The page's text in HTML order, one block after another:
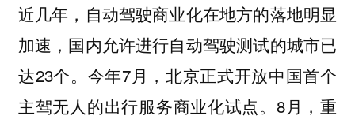
近几年，自动驾驶商业化在地方的落地明显
加速，国内允许进行自动驾驶测试的城市已
达23个。今年7月，北京正式开放中国首个
主驾无人的出行服务商业化试点。8月，重